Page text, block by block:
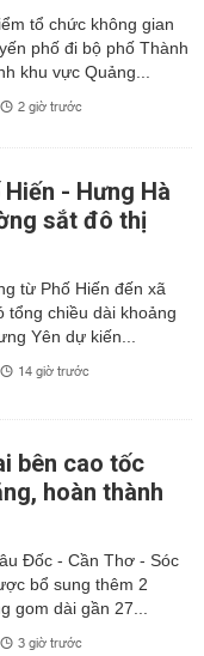
tổ chức không gian
phố đi bộ phố Thành
khu vực Quảng...
2 giờ trước
- Hưng Hà
sắt đô thị
từ Phố Hiến đến xã
tổng chiều dài khoảng
Yên dự kiến...
14 giờ trước
bên cao tốc
hoàn thành
Đốc - Cần Thơ - Sóc
bổ sung thêm 2
gom dài gần 27...
3 giờ trước